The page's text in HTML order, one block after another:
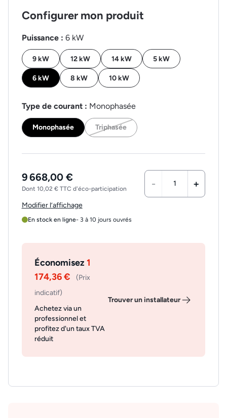
Configurer mon produit
Puissance : 6 kW
9 kW 12 kW 14 kW 5 kW
6 kW 8 kW 10 kW
Type de courant : Monophasée
Monophasée Triphasée
9 668,00 €
Dont 10,02 € TTC d'éco-participation - +
Modifier l’affichage
En stock en ligne- 3 à 10 jours ouvrés
Économisez1
174,36 €
(Prix
indicatif)
Achetez via un
professionnel et
profitez d'un taux TVA
réduit
Trouver un installateur